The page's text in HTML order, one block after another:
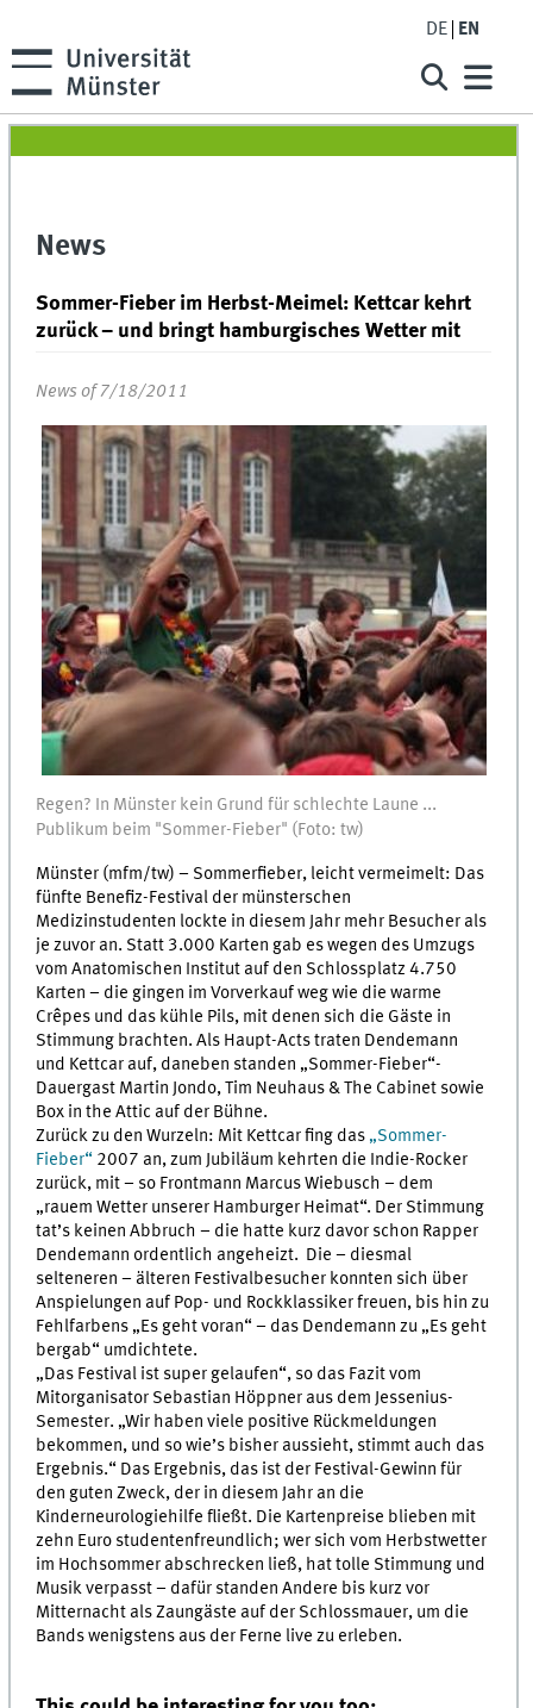
DE EN
News
Sommer-Fieber im Herbst-Meimel: Kettcar kehrt
zurück – und bringt hamburgisches Wetter mit
News of 7/18/2011
Regen? In Münster kein Grund für schlechte Laune ...
Publikum beim "Sommer-Fieber" (Foto: tw)
Münster (mfm/tw) – Sommerfieber, leicht vermeimelt: Das
fünfte Benefiz-Festival der münsterschen
Medizinstudenten lockte in diesem Jahr mehr Besucher als
je zuvor an. Statt 3.000 Karten gab es wegen des Umzugs
vom Anatomischen Institut auf den Schlossplatz 4.750
Karten – die gingen im Vorverkauf weg wie die warme
Crêpes und das kühle Pils, mit denen sich die Gäste in
Stimmung brachten. Als Haupt-Acts traten Dendemann
und Kettcar auf, daneben standen „Sommer-Fieber“-
Dauergast Martin Jondo, Tim Neuhaus & The Cabinet sowie
Box in the Attic auf der Bühne.
Zurück zu den Wurzeln: Mit Kettcar fing das „Sommer-
Fieber“ 2007 an, zum Jubiläum kehrten die Indie-Rocker
zurück, mit – so Frontmann Marcus Wiebusch – dem
„rauem Wetter unserer Hamburger Heimat“. Der Stimmung
tat’s keinen Abbruch – die hatte kurz davor schon Rapper
Dendemann ordentlich angeheizt. Die – diesmal
selteneren – älteren Festivalbesucher konnten sich über
Anspielungen auf Pop- und Rockklassiker freuen, bis hin zu
Fehlfarbens „Es geht voran“ – das Dendemann zu „Es geht
bergab“ umdichtete.
„Das Festival ist super gelaufen“, so das Fazit vom
Mitorganisator Sebastian Höppner aus dem Jessenius-
Semester. „Wir haben viele positive Rückmeldungen
bekommen, und so wie’s bisher aussieht, stimmt auch das
Ergebnis.“ Das Ergebnis, das ist der Festival-Gewinn für
den guten Zweck, der in diesem Jahr an die
Kinderneurologiehilfe fließt. Die Kartenpreise blieben mit
zehn Euro studentenfreundlich; wer sich vom Herbstwetter
im Hochsommer abschrecken ließ, hat tolle Stimmung und
Musik verpasst – dafür standen Andere bis kurz vor
Mitternacht als Zaungäste auf der Schlossmauer, um die
Bands wenigstens aus der Ferne live zu erleben.